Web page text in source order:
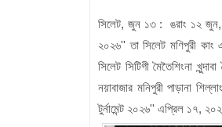
সিলেট, জুন ১৩ : ঙরাং ১২ জুন,
২০২৬'' তা সিলেট মণিপুরী
সিলেট সিটিগী মৈতৈশিংনা
নয়াবাজার মনিপুরী পাড়ানা
টুর্নামেন্ট ২০২৬'' এপ্রিল ১৭,